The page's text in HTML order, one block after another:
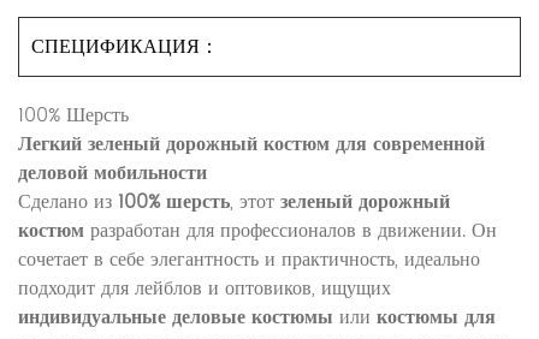
СПЕЦИФИКАЦИЯ：
100% Шерсть
Легкий зеленый дорожный костюм для современной
деловой мобильности
Сделано из 100% шерсть, этотзеленый дорожный
костюмразработан для профессионалов в движении. Он
сочетает в себе элегантность и практичность, идеально
подходит для лейблов и оптовиков, ищущих
индивидуальные деловые костюмы или костюмы для